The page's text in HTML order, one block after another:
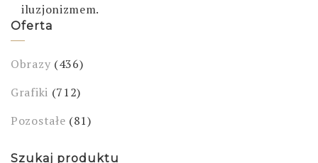
iluzjonizmem.
Oferta
Obrazy (436)
Grafiki (712)
Pozostałe (81)
Szukaj produktu